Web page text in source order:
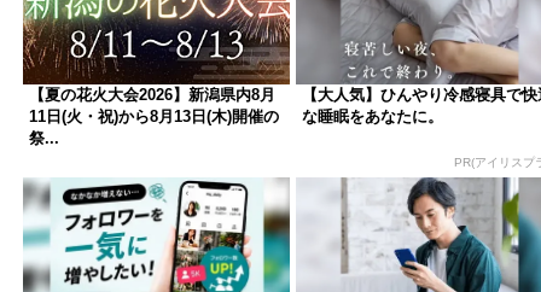
【夏の花火大会2026】新潟県内8月
11日(火・祝)から8月13日(木)開催の
祭...
【大人気】ひんやり冷感寝具で快
な睡眠をあなたに。
PR(アイリスプ